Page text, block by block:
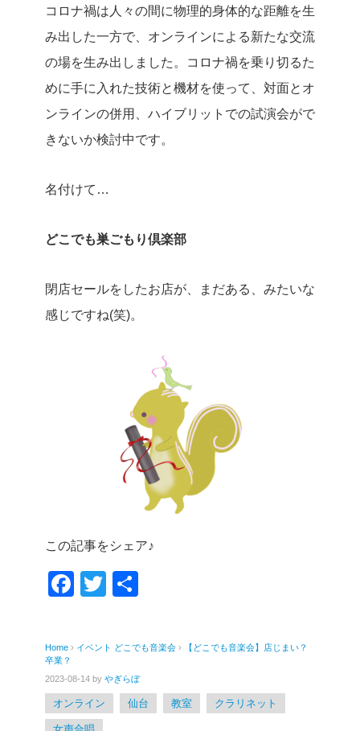
コロナ禍は人々の間に物理的身体的な距離を生
み出した一方で、オンラインによる新たな交流
の場を生み出しました。コロナ禍を乗り切るた
めに手に入れた技術と機材を使って、対面とオ
ンラインの併用、ハイブリットでの試演会がで
きないか検討中です。
名付けて…
どこでも巣ごもり倶楽部
閉店セールをしたお店が、まだある、みたいな
感じですね(笑)。
この記事をシェア♪
F
e
b
o
T
er
Home › イベント どこでも音楽会 ›
【どこでも音楽会】店じまい？
卒業？
2023-08-14 by やぎらぼ
オンライン 仙台 教室 クラリネット